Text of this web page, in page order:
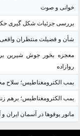
خوانی و صوت
بررسی جزئیات شکل گیری
شأن و فضیلت منتظران واقعی
معجزه بخور جوش شیرین
روازاده
بمب الکترومغناطیس؛ سلاح
بمب الکترومغناطیس؛ برهم
مانور یوفوها در آسمان